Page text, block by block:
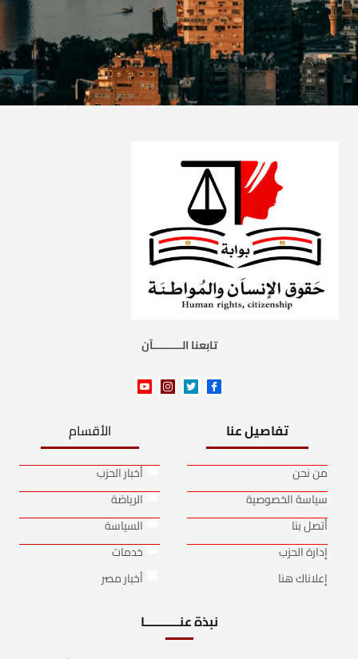
تابعنا الـــــــــآن
تفاصيل عنا
من نحن
سياسة الخصوصية
أتصل بنا
إدارة الحزب
إعلاناك هنا
الأقسام
أخبار الحزب
الرياضة
السياسة
خدمات
أخبار مصر
نبذة عنـــــــــــا